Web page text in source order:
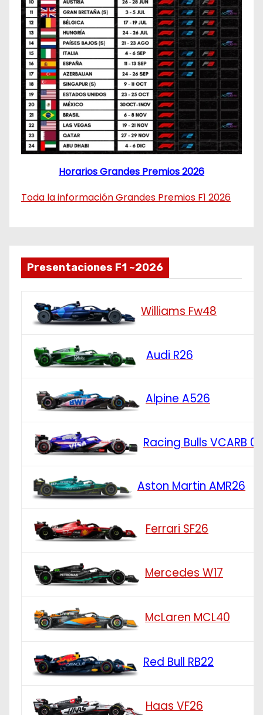
Horarios Grandes Premios 2026
Toda la información Grandes Premios F1 2026
Presentaciones F1 ~2026
Williams Fw48
Audi R26
Alpine A526
Racing Bulls VCARB 03
Aston Martin AMR26
Ferrari SF26
Mercedes W17
McLaren MCL40
Red Bull RB22
Haas VF26